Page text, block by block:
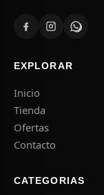
EXPLORAR
Inicio
Tienda
Ofertas
Contacto
CATEGORIAS